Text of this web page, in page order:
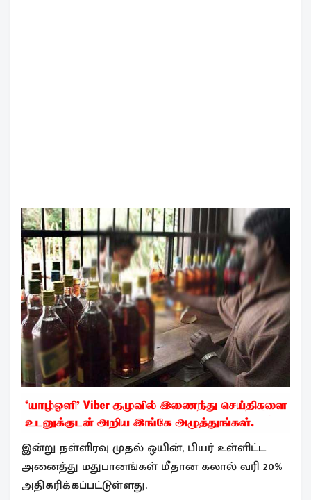
இன்று நள்ளிரவு முதல் ஒயின், பியர் உள்ளிட்ட
அனைத்து மதுபானங்கள் மீதான கலால் வரி 20%
அதிகரிக்கப்பட்டுள்ளது.